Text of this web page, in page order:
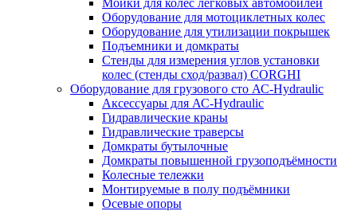
Мойки для колес легковых автомобилей
Оборудование для мотоциклетных колес
Оборудование для утилизации покрышек
Подъемники и домкраты
Стенды для измерения углов установки
колес (стенды сход/развал) CORGHI
Оборудование для грузового сто АС-Hydraulic
Аксессуары для АС-Hydraulic
Гидравлические краны
Гидравлические траверсы
Домкраты бутылочные
Домкраты повышенной грузоподъёмности
Колесные тележки
Монтируемые в полу подъёмники
Осевые опоры